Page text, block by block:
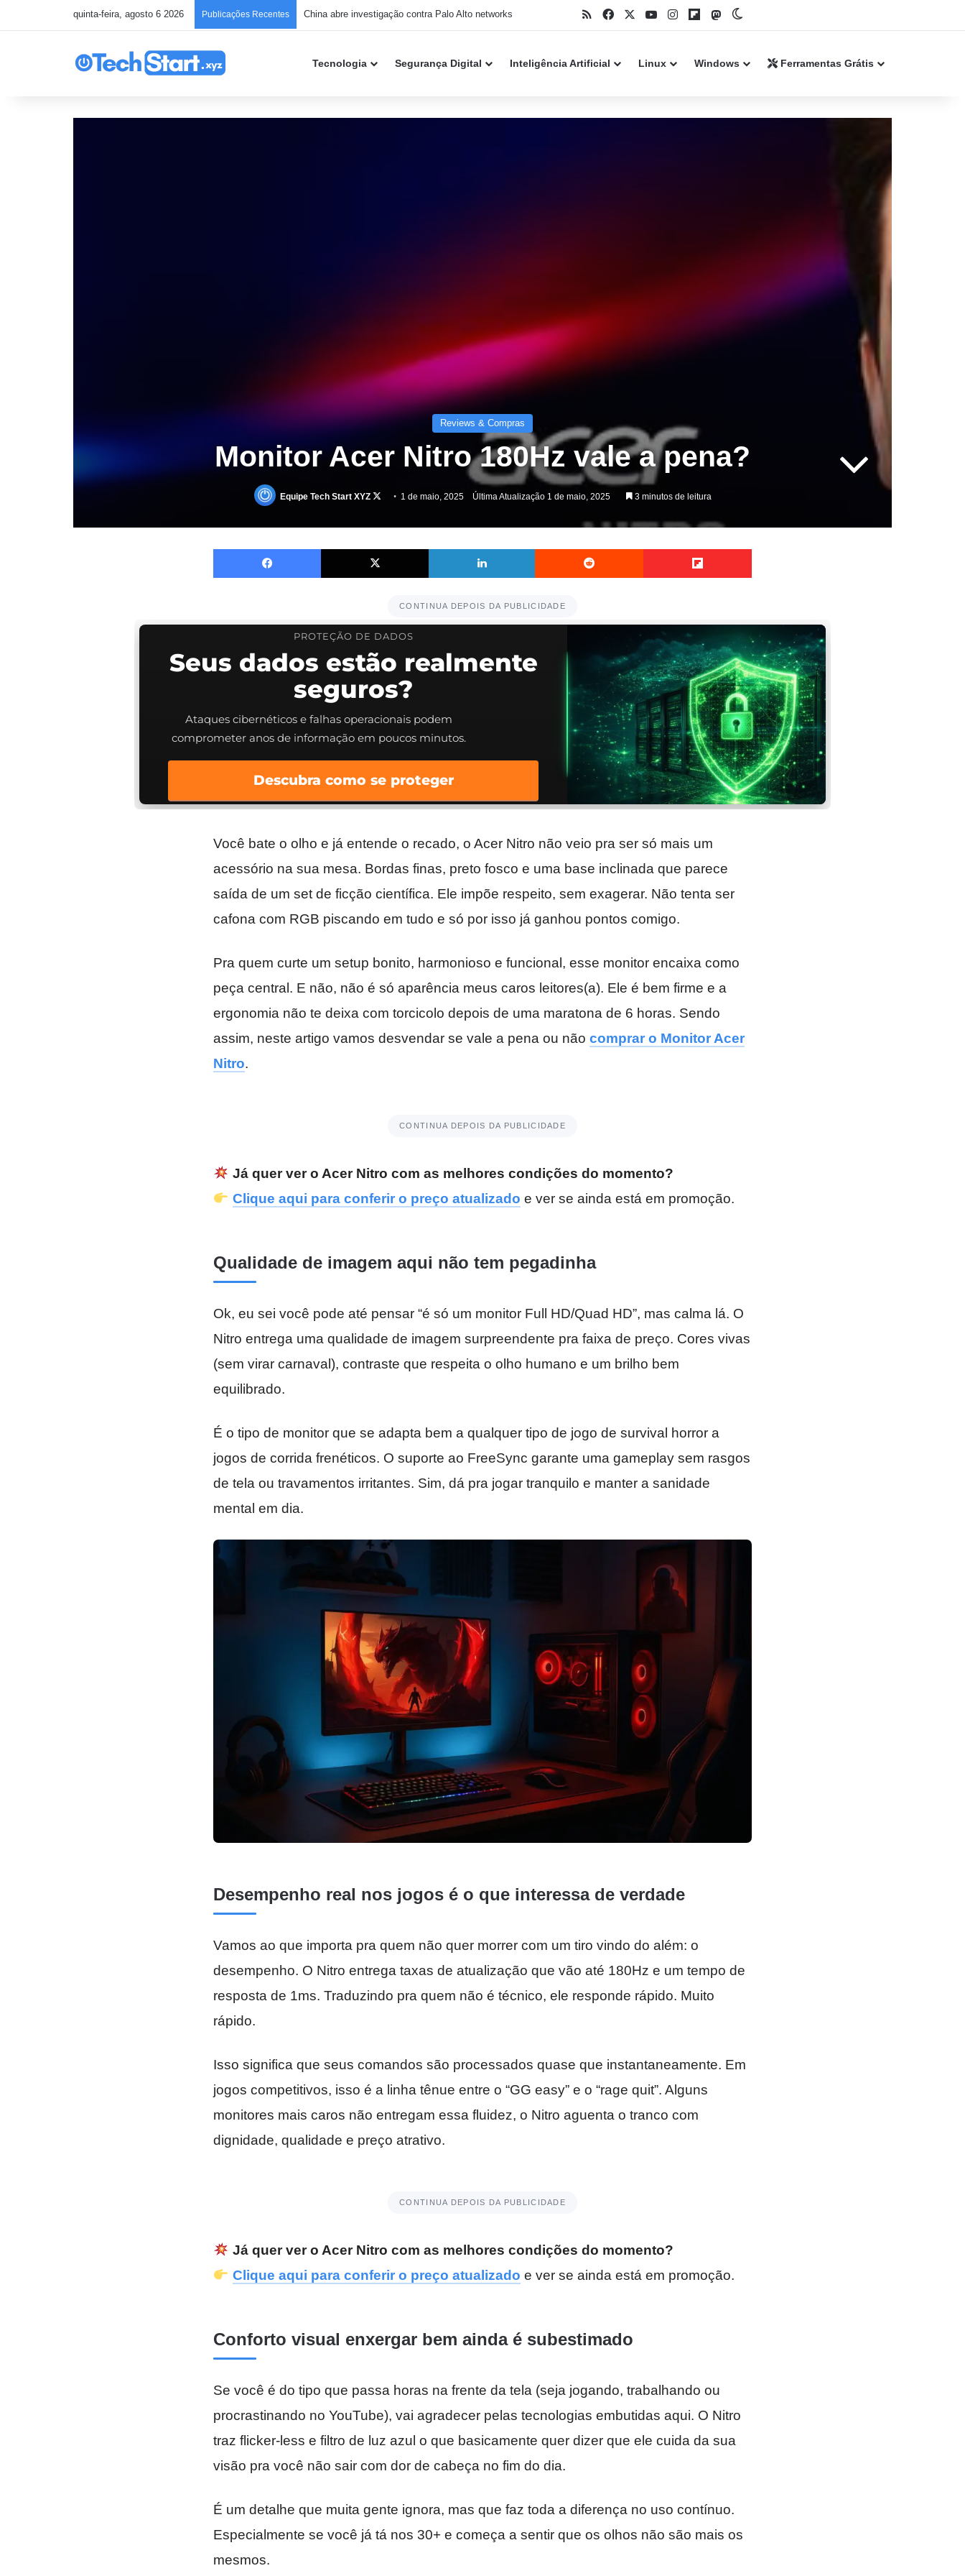
quinta-feira, agosto 6 2026 Publicações Recentes Hacker do caso Snowflake se declara culpado nos EUA RSSFacebookYouTubeInstagramFlipboard
Mastodon
Tecnologia Segurança Digital Inteligência Artificial Linux Windows Ferramentas Grátis
Reviews & Compras
Monitor Acer Nitro 180Hz vale a pena?
Equipe Tech Start XYZ
Follow
X
1 de maio, 2025 Última Atualização 1 de maio, 2025 3 minutos de leitura
Facebook X Linkedin Reddit Flipboard
CONTINUA DEPOIS DA PUBLICIDADE
PROTEÇÃO DE DADOS
Seus dados estão realmente
seguros?
Ataques cibernéticos e falhas operacionais podem
comprometer anos de informação em poucos minutos.
Descubra como se proteger
Você bate o olho e já entende o recado, o Acer Nitro não veio pra ser só mais um
acessório na sua mesa. Bordas finas, preto fosco e uma base inclinada que parece
saída de um set de ficção científica. Ele impõe respeito, sem exagerar. Não tenta ser
cafona com RGB piscando em tudo e só por isso já ganhou pontos comigo.
Pra quem curte um setup bonito, harmonioso e funcional, esse monitor encaixa como
peça central. E não, não é só aparência meus caros leitores(a). Ele é bem firme e a
ergonomia não te deixa com torcicolo depois de uma maratona de 6 horas. Sendo
assim, neste artigo vamos desvendar se vale a pena ou não comprar o Monitor Acer
Nitro.
CONTINUA DEPOIS DA PUBLICIDADE
Já quer ver o Acer Nitro com as melhores condições do momento?
Clique aqui para conferir o preço atualizado e ver se ainda está em promoção.
Qualidade de imagem aqui não tem pegadinha
Ok, eu sei você pode até pensar “é só um monitor Full HD/Quad HD”, mas calma lá. O
Nitro entrega uma qualidade de imagem surpreendente pra faixa de preço. Cores vivas
(sem virar carnaval), contraste que respeita o olho humano e um brilho bem
equilibrado.
É o tipo de monitor que se adapta bem a qualquer tipo de jogo de survival horror a
jogos de corrida frenéticos. O suporte ao FreeSync garante uma gameplay sem rasgos
de tela ou travamentos irritantes. Sim, dá pra jogar tranquilo e manter a sanidade
mental em dia.
Desempenho real nos jogos é o que interessa de verdade
Vamos ao que importa pra quem não quer morrer com um tiro vindo do além: o
desempenho. O Nitro entrega taxas de atualização que vão até 180Hz e um tempo de
resposta de 1ms. Traduzindo pra quem não é técnico, ele responde rápido. Muito
rápido.
Isso significa que seus comandos são processados quase que instantaneamente. Em
jogos competitivos, isso é a linha tênue entre o “GG easy” e o “rage quit”. Alguns
monitores mais caros não entregam essa fluidez, o Nitro aguenta o tranco com
dignidade, qualidade e preço atrativo.
CONTINUA DEPOIS DA PUBLICIDADE
Já quer ver o Acer Nitro com as melhores condições do momento?
Clique aqui para conferir o preço atualizado e ver se ainda está em promoção.
Conforto visual enxergar bem ainda é subestimado
Se você é do tipo que passa horas na frente da tela (seja jogando, trabalhando ou
procrastinando no YouTube), vai agradecer pelas tecnologias embutidas aqui. O Nitro
traz flicker-less e filtro de luz azul o que basicamente quer dizer que ele cuida da sua
visão pra você não sair com dor de cabeça no fim do dia.
É um detalhe que muita gente ignora, mas que faz toda a diferença no uso contínuo.
Especialmente se você já tá nos 30+ e começa a sentir que os olhos não são mais os
mesmos.